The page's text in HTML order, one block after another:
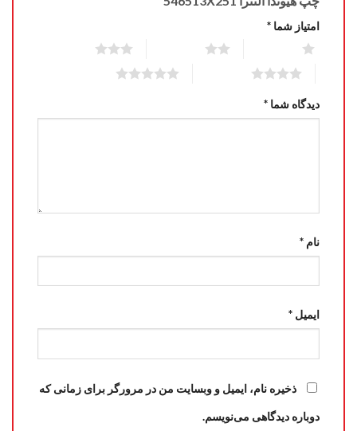
امتیاز شما *
دیدگاه شما *
نام *
ایمیل *
ذخیره نام، ایمیل و وبسایت من در مرورگر برای زمانی که
دوباره دیدگاهی می‌نویسم.